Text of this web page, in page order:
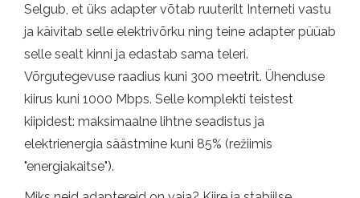
Selgub, et üks adapter võtab ruuterilt Interneti vastu
ja käivitab selle elektrivõrku ning teine ​​adapter püüab
selle sealt kinni ja edastab sama teleri.
Võrgutegevuse raadius kuni 300 meetrit. Ühenduse
kiirus kuni 1000 Mbps. Selle komplekti teistest
kiipidest: maksimaalne lihtne seadistus ja
elektrienergia säästmine kuni 85% (režiimis
"energiakaitse").